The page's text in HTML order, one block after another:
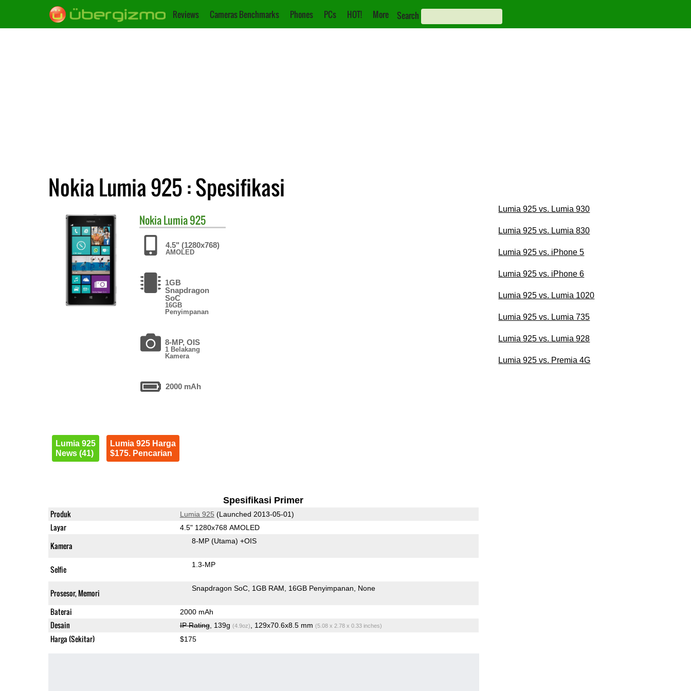
Reviews Cameras Benchmarks Phones PCs HOT! More Search
Nokia Lumia 925 : Spesifikasi
NokiaLumia 925
4.5" (1280x768)
AMOLED
1GB
Snapdragon
SoC
16GB
Penyimpanan
8-MP, OIS
1 Belakang
Kamera
2000 mAh
Lumia 925
News (41)
Lumia 925 Harga
$175. Pencarian
Spesifikasi Primer
Produk Lumia 925 (Launched 2013-05-01)
Layar 4.5" 1280x768 AMOLED
Kamera 8-MP (Utama) +OIS
Selfie 1.3-MP
Prosesor, Memori Snapdragon SoC 1GB RAM 16GB Penyimpanan None
Baterai 2000 mAh
Desain IP Rating, 139g (4.9oz) , 129x70.6x8.5 mm (5.08 x 2.78 x 0.33 inches)
Harga (Sekitar) $175
Lumia 925 vs. Lumia 930
Lumia 925 vs. Lumia 830
Lumia 925 vs. iPhone 5
Lumia 925 vs. iPhone 6
Lumia 925 vs. Lumia 1020
Lumia 925 vs. Lumia 735
Lumia 925 vs. Lumia 928
Lumia 925 vs. Premia 4G